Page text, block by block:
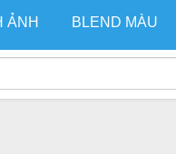
ẢNH BLEND MÀU